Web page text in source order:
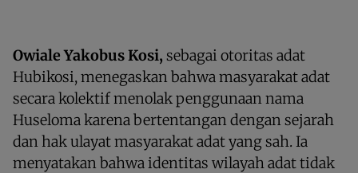
Owiale Yakobus Kosi, sebagai otoritas adat
Hubikosi, menegaskan bahwa masyarakat adat
secara kolektif menolak penggunaan nama
Huseloma karena bertentangan dengan sejarah
dan hak ulayat masyarakat adat yang sah. Ia
menyatakan bahwa identitas wilayah adat tidak